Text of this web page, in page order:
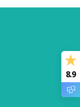
8.9